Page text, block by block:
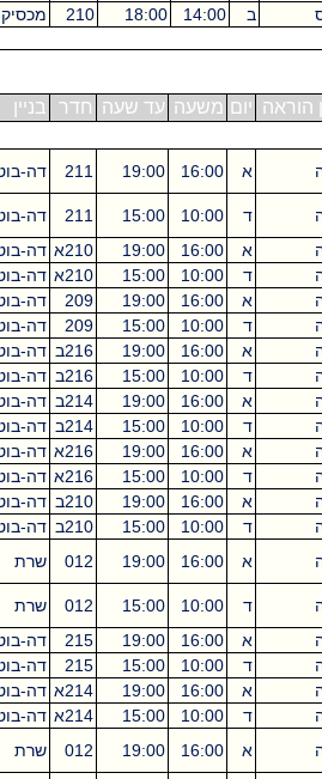
ב 14:00
18:00
210 מכסיקו 4
יום משעה עד שעה חדר בניין ש"ס
א 16:00
19:00
211 דה-בוטון
3
ד 10:00
15:00
211 דה-בוטון
5
א 16:00
19:00 210א דה-בוטון
3
ד 10:00
15:00 210א דה-בוטון
5
א 16:00
19:00
209 דה-בוטון
3
ד 10:00
15:00
209 דה-בוטון
5
א 16:00
19:00 216ב דה-בוטון
3
ד 10:00
15:00 216ב דה-בוטון
5
א 16:00
19:00 214ב דה-בוטון
3
ד 10:00
15:00 214ב דה-בוטון
5
א 16:00
19:00 216א דה-בוטון
3
ד 10:00
15:00 216א דה-בוטון
5
א 16:00
19:00 210ב דה-בוטון
3
ד 10:00
15:00 210ב דה-בוטון
5
א 16:00
19:00
012 שרת
3
ד 10:00
15:00
012 שרת
5
א 16:00
19:00
215 דה-בוטון
3
ד 10:00
15:00
215 דה-בוטון
5
א 16:00
19:00 214א דה-בוטון
3
ד 10:00
15:00 214א דה-בוטון
5
א 16:00
19:00
012 שרת
3